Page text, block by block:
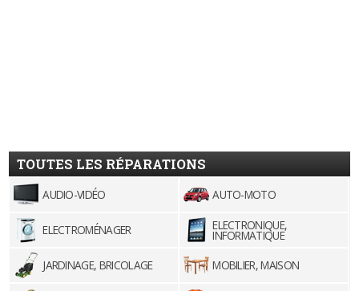
TOUTES LES RÉPARATIONS
AUDIO-VIDÉO AUTO-MOTO
ELECTROMÉNAGER ELECTRONIQUE,
INFORMATIQUE
JARDINAGE, BRICOLAGE
MOBILIER, MAISON